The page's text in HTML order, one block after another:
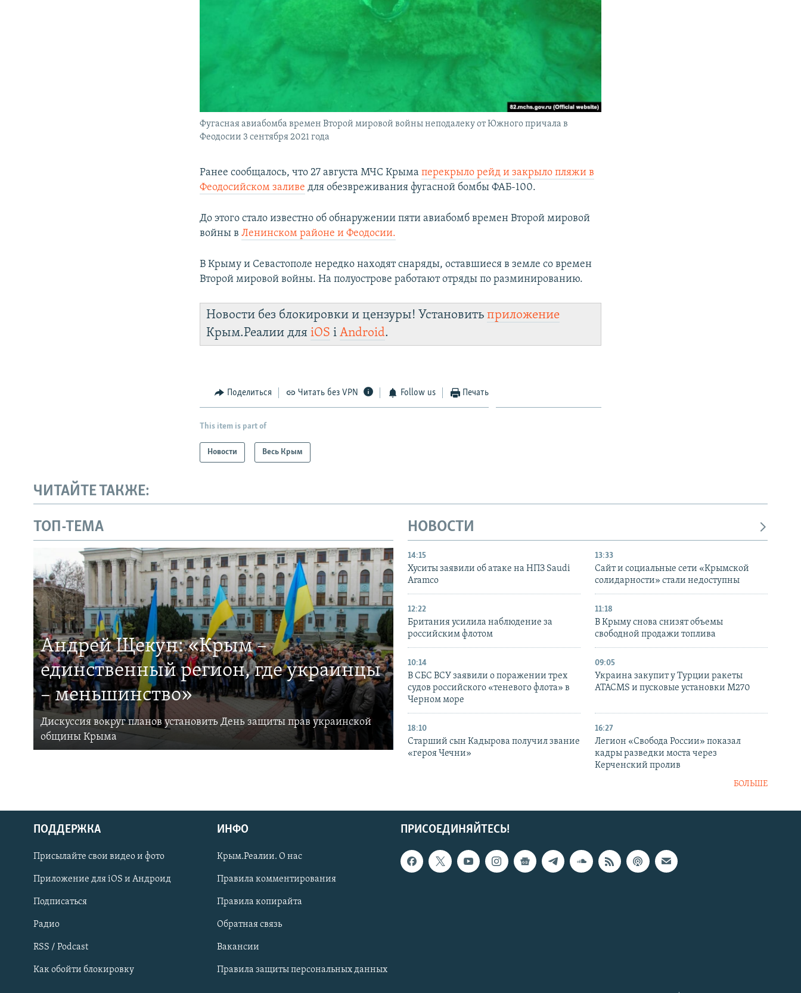
Українською
Qırımtatar
ПРИСОЕДИНЯЙТЕСЬ!
Фугасная авиабомба времен Второй мировой войны неподалеку от Южного причала в
Феодосии 3 сентября 2021 года
Ранее сообщалось, что 27 августа МЧС Крымаперекрыло рейд и закрыло пляжи в
Феодосийском заливе для обезвреживания фугасной бомбы ФАБ-100.
До этого стало известно об обнаружении пяти авиабомб времен Второй мировой
войны вЛенинском районе и Феодосии.
В Крыму и Севастополе нередко находят снаряды, оставшиеся в земле со времен
Второй мировой войны. На полуострове работают отряды по разминированию.
Новости без блокировки и цензуры! Установитьприложение
Крым.Реалии дляiOS іAndroid.
Поделиться Читать без VPN Follow us Печать
This item is part of
Новости Весь Крым
ЧИТАЙТЕ ТАКЖЕ:
ТОП-ТЕМА
Андрей Щекун: «Крым –
единственный регион, где украинцы
– меньшинство»
Дискуссия вокруг планов установить День защиты прав украинской
общины Крыма
НОВОСТИ
14:15
Хуситы заявили об атаке на НПЗ Saudi
Aramco
13:33
Сайт и социальные сети «Крымской
солидарности» стали недоступны
12:22
Британия усилила наблюдение за
российским флотом
11:18
В Крыму снова снизят объемы
свободной продажи топлива
10:14
В СБС ВСУ заявили о поражении трех
судов российского «теневого флота» в
Черном море
09:05
Украина закупит у Турции ракеты
ATACMS и пусковые установки M270
18:10
Старший сын Кадырова получил звание
«героя Чечни»
16:27
Легион «Свобода России» показал
кадры разведки моста через
Керченский пролив
БОЛЬШЕ
ПРИСОЕДИНЯЙТЕСЬ!
ПОДДЕРЖКА
Присылайте свои видео и фото
Приложение для iOS и Андроид
Подписаться
Радио
RSS / Podcast
Как обойти блокировку
ИНФО
Крым.Реалии. О нас
Правила комментирования
Правила копирайта
Обратная связь
Вакансии
Правила защиты персональных данных